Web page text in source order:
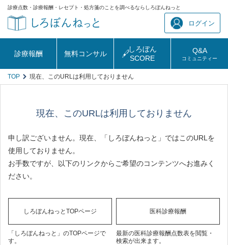
診療点数・診療報酬・レセプト・処方箋のことを調べるならしろぼんねっと
ログイン
診療報酬 無料コンサル
しろぼん
SCORE
Q&A
コミュニティー
TOP 現在、このURLは利用しておりません
現在、このURLは利用しておりません
申し訳ございません。現在、「しろぼんねっと」ではこのURLを
使用しておりません。
お手数ですが、以下のリンクからご希望のコンテンツへお進みく
ださい。
しろぼんねっとTOPページ
「しろぼんねっと」のTOPページで
す。
医科診療報酬
最新の医科診療報酬点数表を閲覧・
検索が出来ます。